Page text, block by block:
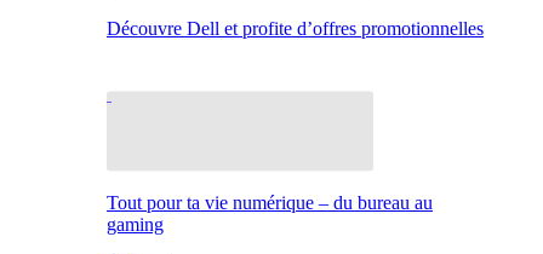
Découvre Dell et profite d’offres promotionnelles
Tout pour ta vie numérique – du bureau au
gaming